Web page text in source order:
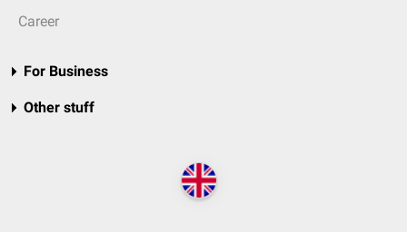
Career
For Business
Other stuff